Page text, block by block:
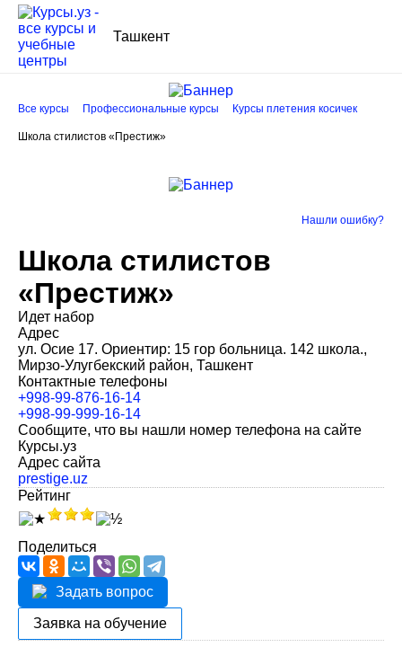
Ташкент
Все курсы Профессиональные курсы Курсы плетения косичек
Школа стилистов «Престиж»
Нашли ошибку?
Школа стилистов
«Престиж»
Идет набор
Адрес
ул. Осие 17. Ориентир: 15 гор больница. 142 школа.,
Мирзо-Улугбекский район, Ташкент
Контактные телефоны
+998-99-876-16-14
+998-99-999-16-14
Сообщите, что вы нашли номер телефона на сайте
Курсы.уз
Адрес сайта
prestige.uz
Рейтинг
Поделиться
Задать вопрос
Заявка на обучение